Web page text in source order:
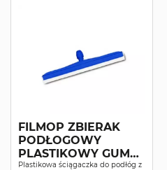
FILMOP ZBIERAK
PODŁOGOWY
PLASTIKOWY GUMA
BIAŁA
Plastikowa ściągaczka do podłóg z